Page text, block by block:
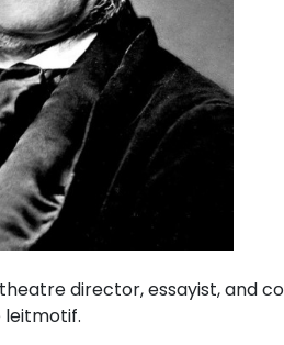
director, essayist, and
leitmotif.